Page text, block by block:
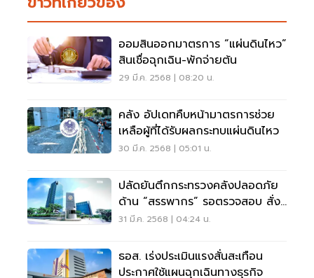
ออมสินออกมาตรการ “แผ่นดินไหว”
สินเชื่อฉุกเฉิน-พักจ่ายต้น
29 มี.ค. 2568 | 08:20 น.
คลัง อัปเดทคืบหน้ามาตรการช่วย
เหลือผู้ที่ได้รับผลกระทบแผ่นดินไหว
30 มี.ค. 2568 | 05:01 น.
ปลัดยันตึกกระทรวงคลังปลอดภัย
ด้าน “สรรพากร” รอตรวจสอบ สั่ง
WFH
31 มี.ค. 2568 | 04:24 น.
ธอส. เร่งประเมินแรงสั่นสะเทือน
ประกาศใช้แผนฉุกเฉินทางธุรกิจ